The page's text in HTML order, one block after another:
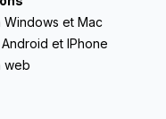
et Mac
et IPhone
web